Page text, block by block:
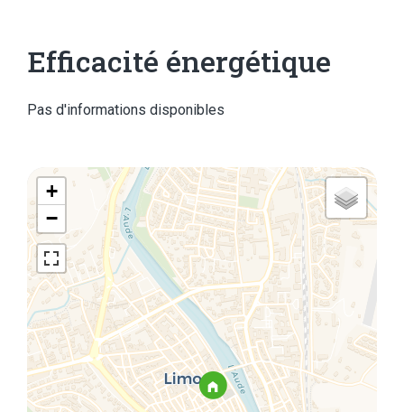
Efficacité énergétique
Pas d'informations disponibles
+
−